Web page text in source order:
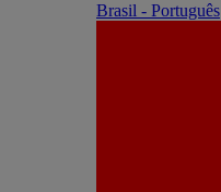
Brasil - Português